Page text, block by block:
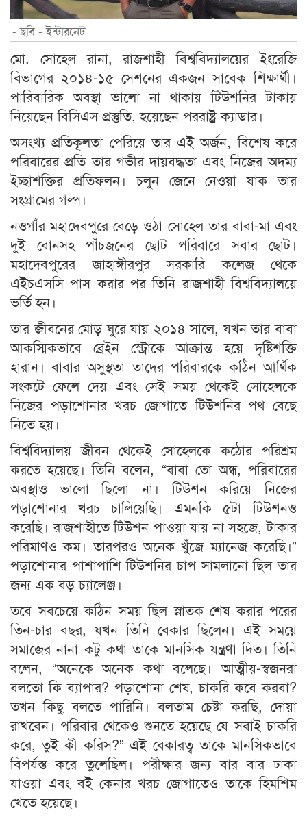
- ছবি - ইন্টারনেট
মো. সোহেল রানা, রাজশাহী বিশ্ববিদ্যালয়ের ইংরেজি
বিভাগের ২০১৪-১৫ সেশনের একজন সাবেক শিক্ষার্থী।
পারিবারিক অবস্থা ভালো না থাকায় টিউশনির টাকায়
নিয়েছেন বিসিএস প্রস্তুতি, হয়েছেন পররাষ্ট্র ক্যাডার।
অসংখ্য প্রতিকূলতা পেরিয়ে তার এই অর্জন, বিশেষ করে
পরিবারের প্রতি তার গভীর দায়বদ্ধতা এবং নিজের অদম্য
ইচ্ছাশক্তির প্রতিফলন। চলুন জেনে নেওয়া যাক তার
সংগ্রামের গল্প।
নওগাঁর মহাদেবপুরে বেড়ে ওঠা সোহেল তার বাবা-মা এবং
দুই বোনসহ পাঁচজনের ছোট পরিবারে সবার ছোট।
মহাদেবপুরের জাহাঙ্গীরপুর সরকারি কলেজ থেকে
এইচএসসি পাস করার পর তিনি রাজশাহী বিশ্ববিদ্যালয়ে
ভর্তি হন।
তার জীবনের মোড় ঘুরে যায় ২০১৪ সালে, যখন তার বাবা
আকস্মিকভাবে ব্রেইন স্ট্রোকে আক্রান্ত হয়ে দৃষ্টিশক্তি
হারান। বাবার অসুস্থতা তাদের পরিবারকে কঠিন আর্থিক
সংকটে ফেলে দেয় এবং সেই সময় থেকেই সোহেলকে
নিজের পড়াশোনার খরচ জোগাতে টিউশনির পথ বেছে
নিতে হয়।
বিশ্ববিদ্যালয় জীবন থেকেই সোহেলকে কঠোর পরিশ্রম
করতে হয়েছে। তিনি বলেন, “বাবা তো অন্ধ, পরিবারের
অবস্থাও ভালো ছিলো না। টিউশন করিয়ে নিজের
পড়াশোনার খরচ চালিয়েছি। এমনকি ৫টা টিউশনও
করেছি। রাজশাহীতে টিউশন পাওয়া যায় না সহজে, টাকার
পরিমাণও কম। তারপরও অনেক খুঁজে ম্যানেজ করেছি।”
পড়াশোনার পাশাপাশি টিউশনির চাপ সামলানো ছিল তার
জন্য এক বড় চ্যালেঞ্জ।
তবে সবচেয়ে কঠিন সময় ছিল স্নাতক শেষ করার পরের
তিন-চার বছর, যখন তিনি বেকার ছিলেন। এই সময়ে
সমাজের নানা কটু কথা তাকে মানসিক যন্ত্রণা দিত। তিনি
বলেন, “অনেকে অনেক কথা বলেছে। আত্মীয়-স্বজনরা
বলতো কি ব্যাপার? পড়াশোনা শেষ, চাকরি কবে করবা?
তখন কিছু বলতে পারিনি। বলতাম চেষ্টা করছি, দোয়া
রাখবেন। পরিবার থেকেও শুনতে হয়েছে যে সবাই চাকরি
করে, তুই কী করিস?” এই বেকারত্ব তাকে মানসিকভাবে
বিপর্যস্ত করে তুলেছিল। পরীক্ষার জন্য বার বার ঢাকা
যাওয়া এবং বই কেনার খরচ জোগাতেও তাকে হিমশিম
খেতে হয়েছে।